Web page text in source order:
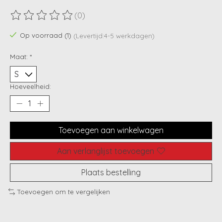
De beoordeling van dit product is
(0)
Op voorraad (1) (Levertijd:4-5 werkdagen)
Maat: *
Hoeveelheid:
Toevoegen aan winkelwagen
Aan verlanglijst toevoegen
Plaats bestelling
Toevoegen om te vergelijken